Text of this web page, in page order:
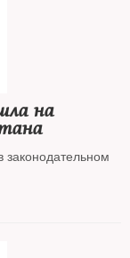
на
законодательном